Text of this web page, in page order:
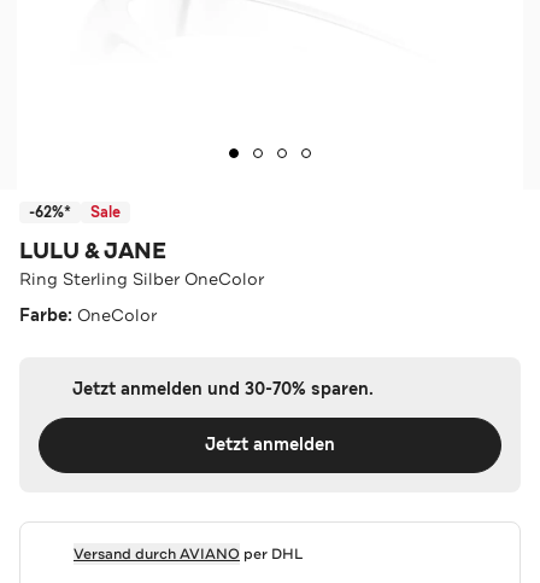
-62%* Sale
LULU & JANE
Ring Sterling Silber OneColor
Farbe: OneColor
Jetzt anmelden und 30-70% sparen.
Jetzt anmelden
Versand durchAVIANOper DHL